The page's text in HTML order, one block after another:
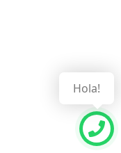
Hola!